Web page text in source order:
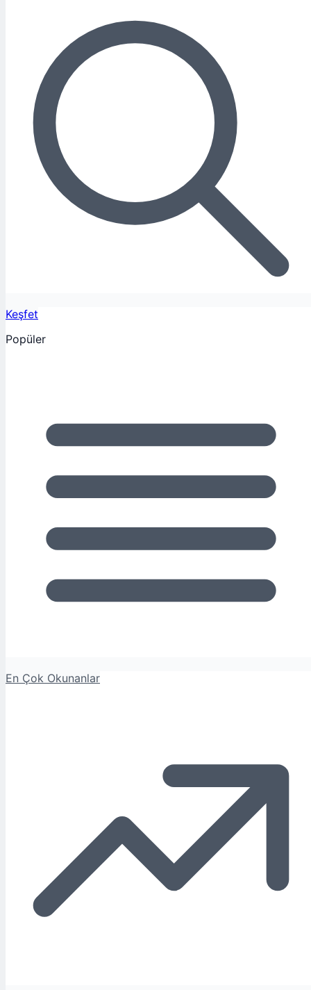
Keşfet
Popüler
En Çok Okunanlar